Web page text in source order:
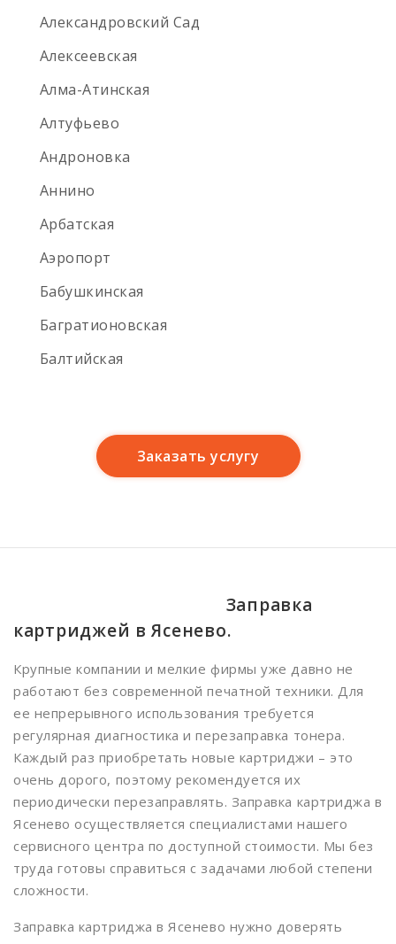
Александровский Сад
Алексеевская
Алма-Атинская
Алтуфьево
Андроновка
Аннино
Арбатская
Аэропорт
Бабушкинская
Багратионовская
Балтийская
Беговая
Бибирево
Библиотека имени Ленина
Борисово
Боровицкая
Ботанический сад
Братиславская
Бульвар Рокоссовского
Бутырская
Варшавская
ВДНХ
Заказать услугу
Заправка
картриджей в Ясенево.
Крупные компании и мелкие фирмы уже давно не
работают без современной печатной техники. Для
ее непрерывного использования требуется
регулярная диагностика и перезаправка тонера.
Каждый раз приобретать новые картриджи – это
очень дорого, поэтому рекомендуется их
периодически перезаправлять. Заправка картриджа в
Ясенево осуществляется специалистами нашего
сервисного центра по доступной стоимости. Мы без
труда готовы справиться с задачами любой степени
сложности.
Заправка картриджа в Ясенево нужно доверять